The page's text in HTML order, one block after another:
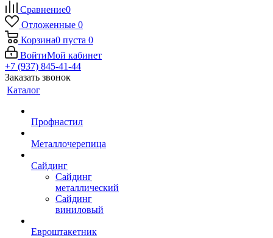
Сравнение0
Отложенные 0
Корзина0 пуста 0
ВойтиМой кабинет
+7 (937) 845-41-44
Заказать звонок
Каталог
Профнастил
Металлочерепица
Сайдинг
Сайдинг
металлический
Сайдинг
виниловый
Евроштакетник